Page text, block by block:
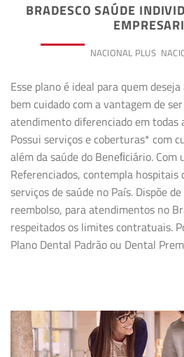
BRADESCO SAÚDE
NACIONAL PLUS
Esse plano é ideal para quem
bem cuidado com a vantagem de
atendimento diferenciado em todas
Possui serviços e coberturas* com
além da saúde do Beneﬁciário. Com
Referenciados, contempla hospitais
serviços de saúde no País. Dispõe
reembolso, para atendimentos no
respeitados os limites contratuais.
Plano Dental Padrão ou Dental